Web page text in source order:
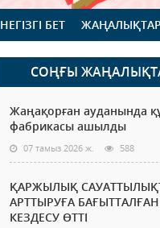
НЕГІЗГІ БЕТ ЖАҢАЛЫҚТАР
СОҢҒЫ
Жаңақорған ауданында
фабрикасы ашылды
07 тамыз 2026 ж. 588
ҚАРЖЫЛЫҚ
АРТТЫРУҒА БАҒЫТТАЛҒАН
КЕЗДЕСУ ӨТТІ